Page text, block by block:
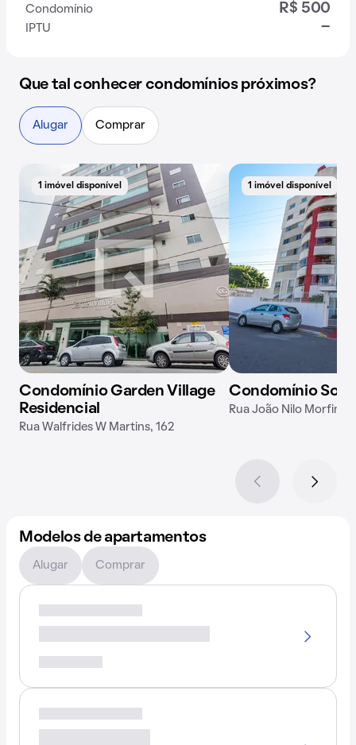
Condomínio R$ 500
IPTU -
Que tal conhecer condomínios próximos?
Alugar Comprar
1 imóvel disponível
Condomínio Garden Village
Residencial
Rua Walfrides W Martins, 162
1 imóvel disponível
Condomínio
Rua João Nilo Morfim,
Modelos de apartamentos
Alugar Comprar